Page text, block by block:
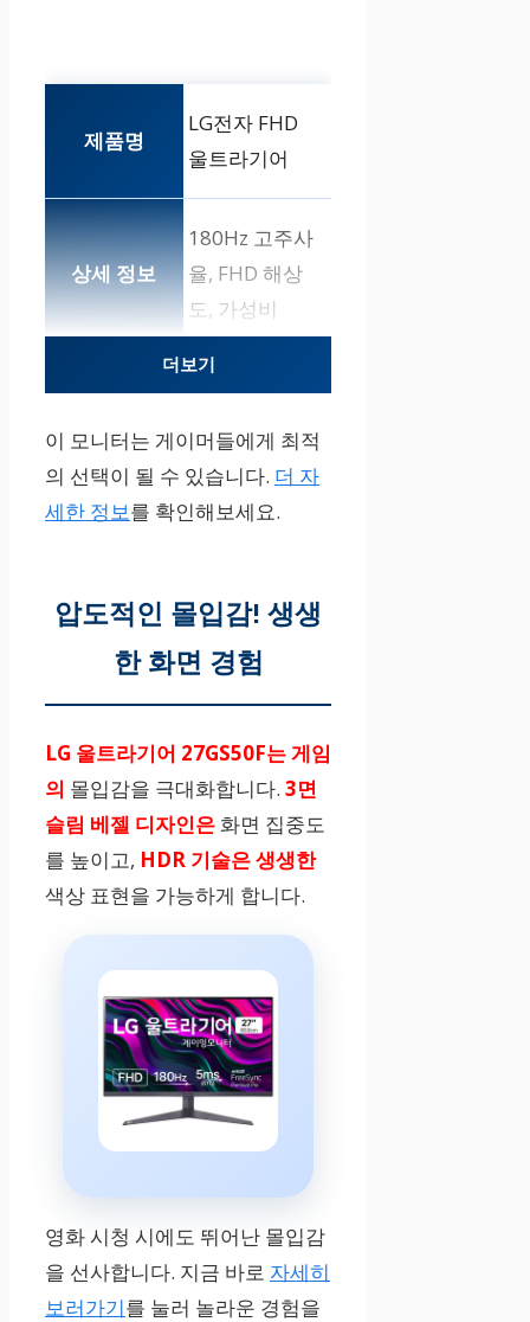
LG전자 FHD
울트라기어
180Hz 고주사
율, FHD 해상
도, 가성비
더보기
이 모니터는 게이머들에게 최적
의 선택이 될 수 있습니다. 더 자
세한 정보를 확인해보세요.
압도적인 몰입감! 생생
한 화면 경험
LG 울트라기어 27GS50F는 게임
의 몰입감을 극대화합니다. 3면
슬림 베젤 디자인은 화면 집중도
를 높이고, HDR 기술은 생생한
색상 표현을 가능하게 합니다.
영화 시청 시에도 뛰어난 몰입감
을 선사합니다. 지금 바로 자세히
보러가기를 눌러 놀라운 경험을